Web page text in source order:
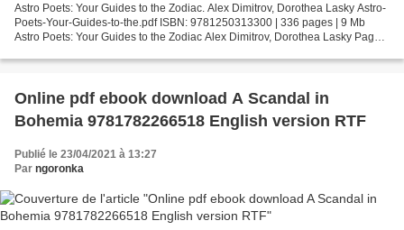
Astro Poets: Your Guides to the Zodiac. Alex Dimitrov, Dorothea Lasky Astro-
Poets-Your-Guides-to-the.pdf ISBN: 9781250313300 | 336 pages | 9 Mb
Astro Poets: Your Guides to the Zodiac Alex Dimitrov, Dorothea Lasky Page:
Online pdf ebook download A Scandal in
Bohemia 9781782266518 English version RTF
Publié le 23/04/2021 à 13:27
Par ngoronka